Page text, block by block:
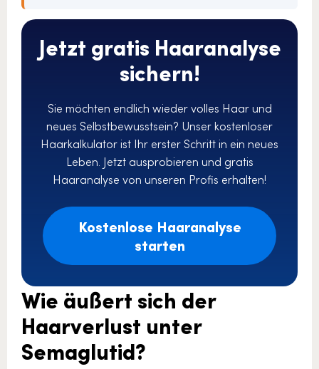
Jetzt gratis Haaranalyse
sichern!
Sie möchten endlich wieder volles Haar und
neues Selbstbewusstsein? Unser kostenloser
Haarkalkulator ist Ihr erster Schritt in ein neues
Leben. Jetzt ausprobieren und gratis
Haaranalyse von unseren Profis erhalten!
Kostenlose Haaranalyse
starten
Wie äußert sich der
Haarverlust unter
Semaglutid?